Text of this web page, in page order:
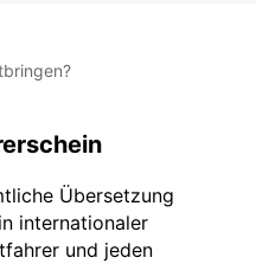
Übersetzung
internationaler
und jeden